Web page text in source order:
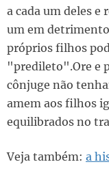
a cada um deles e
um em detrimento
próprios filhos
"predileto".Ore e
cônjuge não
amem aos filhos
equilibrados no
Veja também: a